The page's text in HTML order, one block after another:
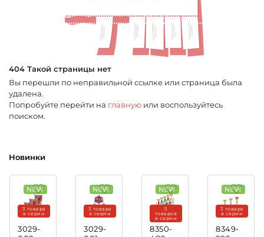
404 Такой страницы нет
Вы перешли по неправильной ссылке или страница была
удалена.
Попробуйте перейти на главную или воспользуйтесь
поиском.
Новинки
3029-
3 товара
в серии
3029-
3 товара
в серии
8350-
5
товаров
в серии
8349-
3 товара
в серии